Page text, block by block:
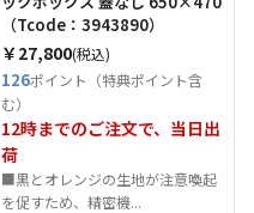
（Tcode：3943890）
￥27,800(税込)
126ポイント（特典ポイント含
む）
12時までのご注文で、当日出
荷
■黒とオレンジの生地が注意喚起
を促すため、精密機...